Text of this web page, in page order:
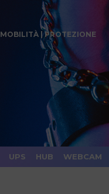
MOBILITÀ | PROTEZIONE
UPS HUB WEBCAM